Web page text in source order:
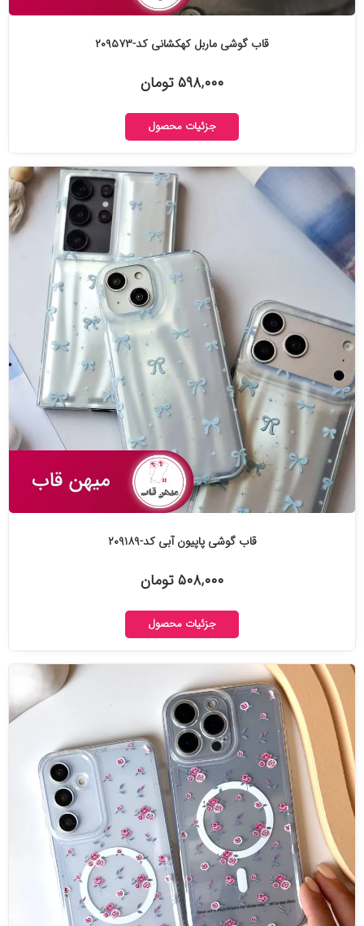
قاب گوشی ماربل کهکشانی کد-۲۰۹۵۷۳
۵۹۸,۰۰۰ تومان
جزئیات محصول
قاب گوشی پاپیون آبی کد-۲۰۹۱۸۹
۵۰۸,۰۰۰ تومان
جزئیات محصول